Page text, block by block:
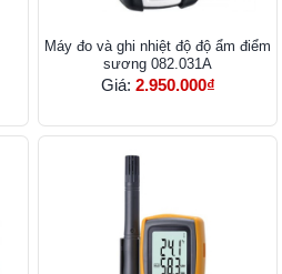
Máy đo và ghi nhiệt độ độ ẩm điểm
sương 082.031A
Giá: 2.950.000₫